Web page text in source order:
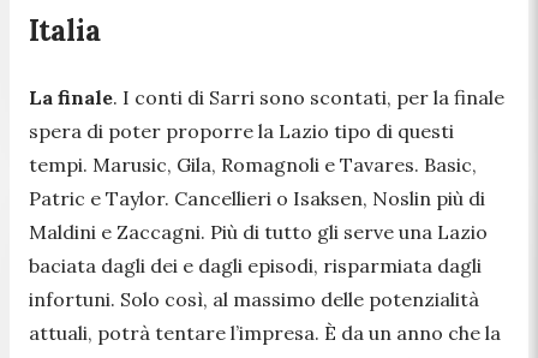
Italia
La finale. I conti di Sarri sono scontati, per la finale
spera di poter proporre la Lazio tipo di questi
tempi. Marusic, Gila, Romagnoli e Tavares. Basic,
Patric e Taylor. Cancellieri o Isaksen, Noslin più di
Maldini e Zaccagni. Più di tutto gli serve una Lazio
baciata dagli dei e dagli episodi, risparmiata dagli
infortuni. Solo così, al massimo delle potenzialità
attuali, potrà tentare l’impresa. È da un anno che la